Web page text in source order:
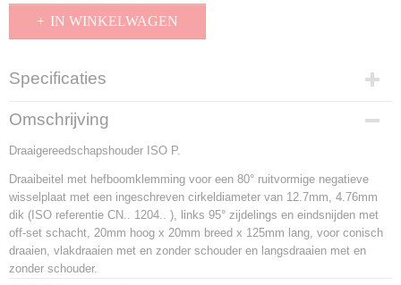
IN WINKELWAGEN
Specificaties
Productcode
PCLNL 2020 K 12
EAN code
Productcode leverancier
PCLNL 2020 K 12
Netto gewicht
0,42 Kg
Omschrijving
Draaigereedschapshouder ISO P.
Draaibeitel met hefboomklemming voor een 80° ruitvormige negatieve
wisselplaat met een ingeschreven cirkeldiameter van 12.7mm, 4.76mm
dik (ISO referentie CN.. 1204.. ), links 95° zijdelings en eindsnijden met
off-set schacht, 20mm hoog x 20mm breed x 125mm lang, voor conisch
draaien, vlakdraaien met en zonder schouder en langsdraaien met en
zonder schouder.